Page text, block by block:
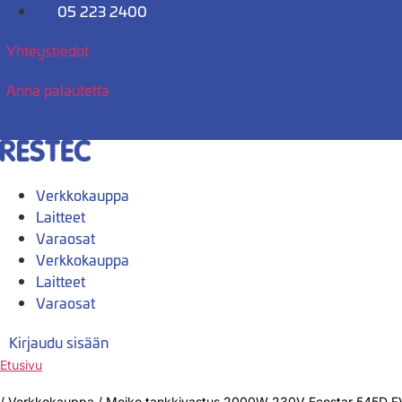
Mene
05 223 2400
Yhteystiedot
Anna palautetta
Verkkokauppa
Laitteet
Varaosat
Verkkokauppa
Laitteet
Varaosat
Kirjaudu sisään
Etusivu